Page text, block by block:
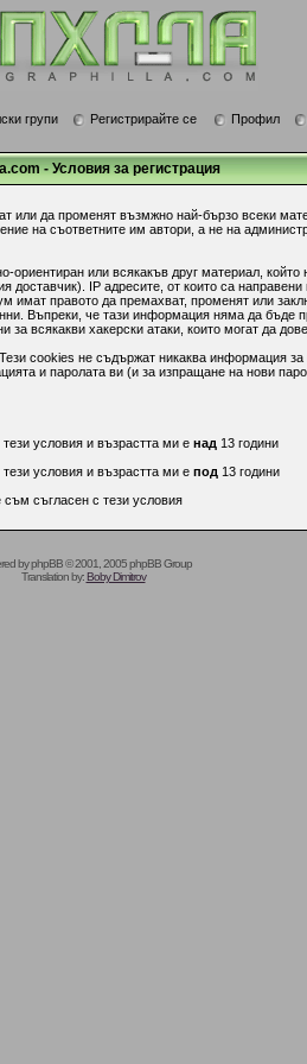
групи Регистрирайте се Профил
- Условия за регистрация
или да променят възмжно най-бързо всеки
на съответните им автори, а не на
или всякакъв друг материал,
IP адресите, от които са
правото да премахват, променят или
Въпреки, че тази информация няма да бъде
всякакви хакерски атаки, които могат да
cookies не съдържат никаква информация за
и паролата ви (и за изпращане на нови
условия и възрастта ми е над 13 години
условия и възрастта ми е под 13 години
съм съгласен с тези условия
byphpBB© 2001, 2005 phpBB Group
Translation by:Boby Dimitrov